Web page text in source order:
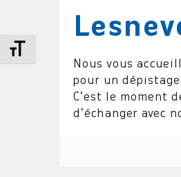
Changer la taille de
Nous vous
pour un
C’est le moment
d’échanger avec